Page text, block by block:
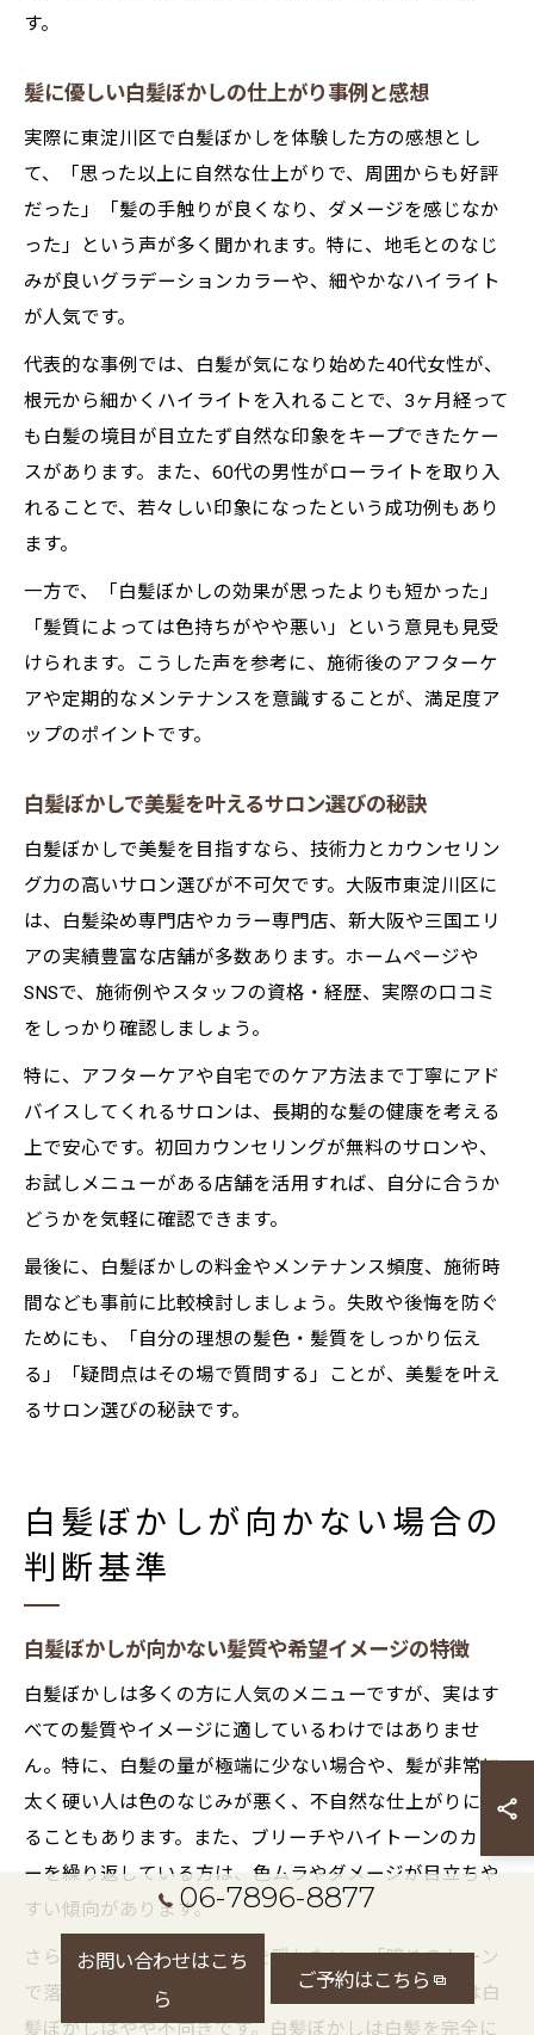
す。
髪に優しい白髪ぼかしの仕上がり事例と感想
実際に東淀川区で白髪ぼかしを体験した方の感想とし
て、「思った以上に自然な仕上がりで、周囲からも好評
だった」「髪の手触りが良くなり、ダメージを感じなか
った」という声が多く聞かれます。特に、地毛とのなじ
みが良いグラデーションカラーや、細やかなハイライト
が人気です。
代表的な事例では、白髪が気になり始めた40代女性が、
根元から細かくハイライトを入れることで、3ヶ月経って
も白髪の境目が目立たず自然な印象をキープできたケー
スがあります。また、60代の男性がローライトを取り入
れることで、若々しい印象になったという成功例もあり
ます。
一方で、「白髪ぼかしの効果が思ったよりも短かった」
「髪質によっては色持ちがやや悪い」という意見も見受
けられます。こうした声を参考に、施術後のアフターケ
アや定期的なメンテナンスを意識することが、満足度ア
ップのポイントです。
白髪ぼかしで美髪を叶えるサロン選びの秘訣
白髪ぼかしで美髪を目指すなら、技術力とカウンセリン
グ力の高いサロン選びが不可欠です。大阪市東淀川区に
は、白髪染め専門店やカラー専門店、新大阪や三国エリ
アの実績豊富な店舗が多数あります。ホームページや
SNSで、施術例やスタッフの資格・経歴、実際の口コミ
をしっかり確認しましょう。
特に、アフターケアや自宅でのケア方法まで丁寧にアド
バイスしてくれるサロンは、長期的な髪の健康を考える
上で安心です。初回カウンセリングが無料のサロンや、
お試しメニューがある店舗を活用すれば、自分に合うか
どうかを気軽に確認できます。
最後に、白髪ぼかしの料金やメンテナンス頻度、施術時
間なども事前に比較検討しましょう。失敗や後悔を防ぐ
ためにも、「自分の理想の髪色・髪質をしっかり伝え
る」「疑問点はその場で質問する」ことが、美髪を叶え
るサロン選びの秘訣です。
白髪ぼかしが向かない場合の
判断基準
白髪ぼかしが向かない髪質や希望イメージの特徴
白髪ぼかしは多くの方に人気のメニューですが、実はす
べての髪質やイメージに適しているわけではありませ
ん。特に、白髪の量が極端に少ない場合や、髪が非常に
太く硬い人は色のなじみが悪く、不自然な仕上がりにな
ることもあります。また、ブリーチやハイトーンのカラ
ーを繰り返している方は、色ムラやダメージが目立ちや
すい傾向があります。
さらに、「しっかりと白髪を隠したい」「暗めのトーン
で落ち着いた印象にしたい」という希望が強い方には白
髪ぼかしはやや不向きです。白髪ぼかしは白髪を完全に
06-7896-8877
お問い合わせはこち
ら
ご予約はこちら